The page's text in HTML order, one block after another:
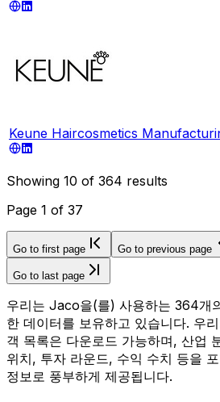
Keune Haircosmetics
Showing 10 of 364 results
Page 1 of 37
Go to first page Go to previous page
Go to last page
우리는 Jaco을(를) 사용하는 364개
한 데이터를 보유하고 있습니다. 우
객 목록은 다운로드 가능하며, 산업
위치, 투자 라운드, 수익 수치 등을
정보로 풍부하게 제공됩니다.